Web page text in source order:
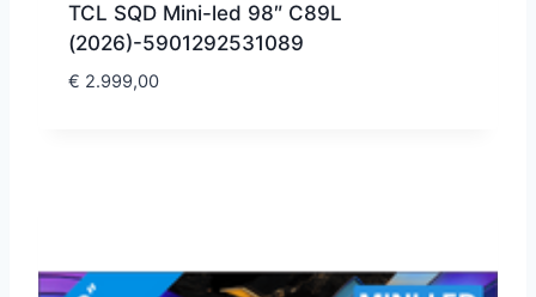
TCL SQD Mini-led 98″ C89L
(2026)-5901292531089
€ 2.999,00